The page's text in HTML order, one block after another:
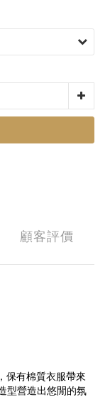
顧客評價
保有棉質衣服帶來
型營造出悠閒的氛